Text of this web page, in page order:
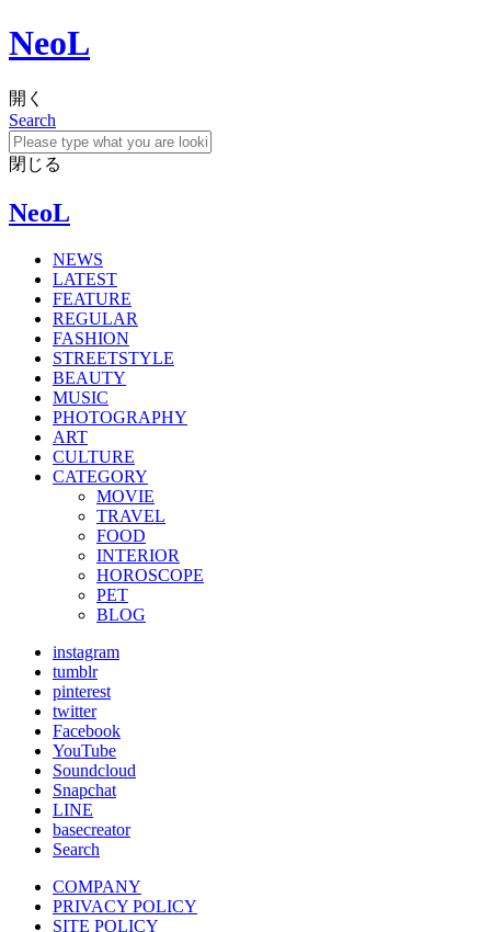
NeoL
開く
Search
閉じる
NeoL
NEWS
LATEST
FEATURE
REGULAR
FASHION
STREETSTYLE
BEAUTY
MUSIC
PHOTOGRAPHY
ART
CULTURE
CATEGORY
MOVIE
TRAVEL
FOOD
INTERIOR
HOROSCOPE
PET
BLOG
instagram
tumblr
pinterest
twitter
Facebook
YouTube
Soundcloud
Snapchat
LINE
basecreator
Search
COMPANY
PRIVACY POLICY
SITE POLICY